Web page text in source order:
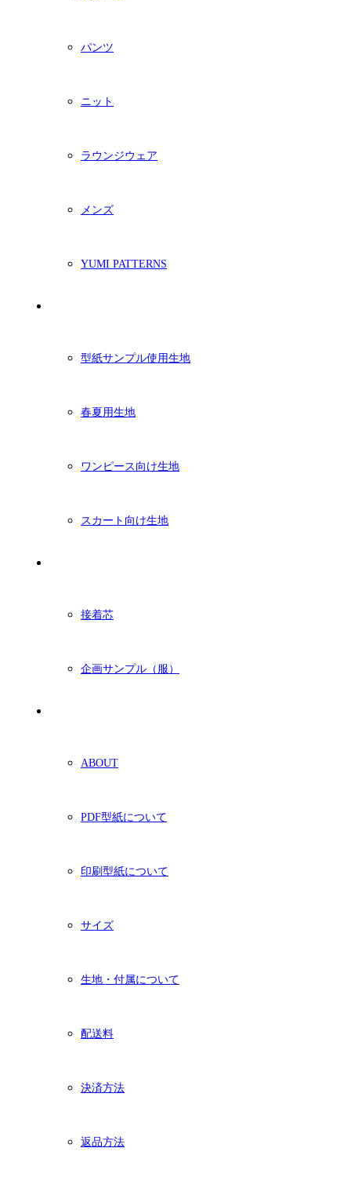
パンツ
ニット
ラウンジウェア
メンズ
YUMI PATTERNS
型紙サンプル使用生地
春夏用生地
ワンピース向け生地
スカート向け生地
接着芯
企画サンプル（服）
ABOUT
PDF型紙について
印刷型紙について
サイズ
生地・付属について
配送料
決済方法
返品方法